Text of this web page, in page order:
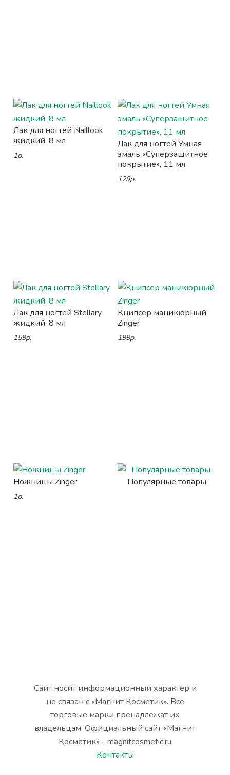
Лак для ногтей Naillook
жидкий, 8 мл
1р.
Лак для ногтей Умная
эмаль «Суперзащитное
покрытие», 11 мл
129р.
Лак для ногтей Stellary
жидкий, 8 мл
159р.
Книпсер маникюрный
Zinger
199р.
Ножницы Zinger
1р.
Популярные товары
Сайт носит информационный характер и
не связан с «Магнит Косметик». Все
торговые марки пренадлежат их
владельцам. Официальный сайт «Магнит
Косметик» - magnitcosmetic.ru
Контакты